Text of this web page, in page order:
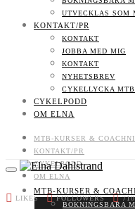
UTVECKLAS SOM
KONTAKT/PR
KONTAKT
JOBBA MED MIG
KONTAKT
NYHETSBREV
CYKELLYCKA
CYKELPODD
OM ELNA
MTB-KURSER &
KONTAKT/PR
CYKELPODD
OM ELNA
LIKES FOLLOWERS 710
MTB-KURSER &
BOKNINGSBARA